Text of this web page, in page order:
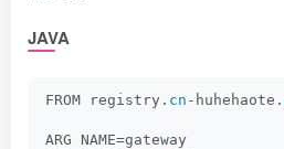
JAVA
FROM registry. cn -huhehaote.
ARG NAME=gateway